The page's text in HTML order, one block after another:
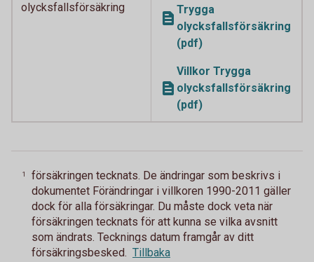
olycksfallsförsäkring
Trygga
olycksfallsförsäkring
(pdf)
Villkor Trygga
olycksfallsförsäkring
(pdf)
1
försäkringen tecknats. De ändringar som beskrivs i
dokumentet Förändringar i villkoren 1990-2011 gäller
dock för alla försäkringar. Du måste dock veta när
försäkringen tecknats för att kunna se vilka avsnitt
som ändrats. Tecknings datum framgår av ditt
försäkringsbesked. Tillbaka